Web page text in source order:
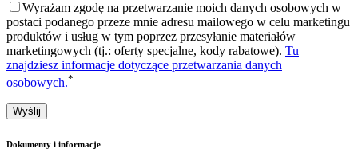
Wyrażam zgodę na przetwarzanie moich danych osobowych w
postaci podanego przeze mnie adresu mailowego w celu marketingu
produktów i usług w tym poprzez przesyłanie materiałów
marketingowych (tj.: oferty specjalne, kody rabatowe). Tu
znajdziesz informacje dotyczące przetwarzania danych
osobowych.*
Dokumenty i informacje